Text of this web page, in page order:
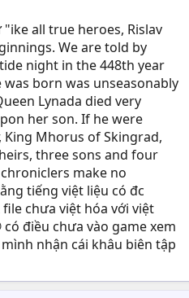
all true heroes, Rislav
We are told by
night in the 448th year
born was unseasonably
Lynada died very
her son. If he were
Mhorus of Skingrad,
three sons and four
make no
tiếng việt liệu có đc
chưa việt hóa với việt
điều chưa vào game xem
nhận cái khâu biên tập